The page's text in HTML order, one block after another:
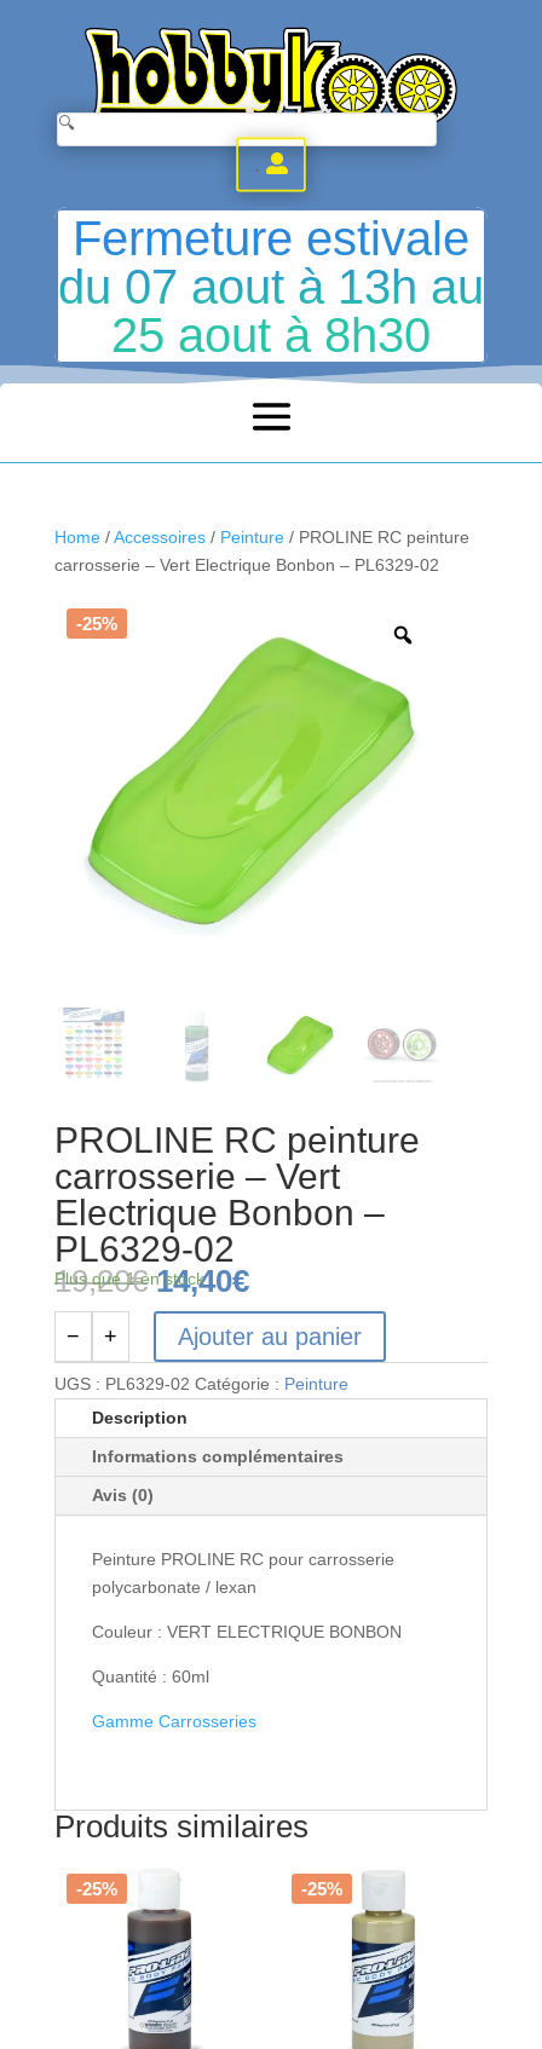
.
Fermeture estivale
du 07 aout à 13h au
25 aout à 8h30
Home/Accessoires/ Peinture/ PROLINE RC peinture
carrosserie – Vert Electrique Bonbon – PL6329-02
-25%
PROLINE RC peinture
carrosserie – Vert
Electrique Bonbon –
PL6329-02
19,20€ Le
prix
initial
était :
19,20€.
14,40€Le
prix
actuel
est :
14,40€.
Plus que 1 en stock
quantité
de
PROLINE
peinture
carrosserie
-
Electrique
Bonbon
− + Ajouter au panier
UGS : PL6329-02 Catégorie : Peinture
Description
Informations complémentaires
Avis (0)
Peinture PROLINE RC pour carrosserie
polycarbonate / lexan
Couleur : VERT ELECTRIQUE BONBON
Quantité : 60ml
Gamme Carrosseries
Produits similaires
-25% -25%